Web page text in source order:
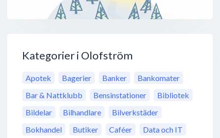
Kategorier i Olofström
Apotek Bagerier Banker
Bankomater
Bar & Nattklubb
Bensinstationer
Bibliotek
Bildelar
Bilhandlare
Bilverkstäder
Bokhandel
Butiker Caféer
Data och IT